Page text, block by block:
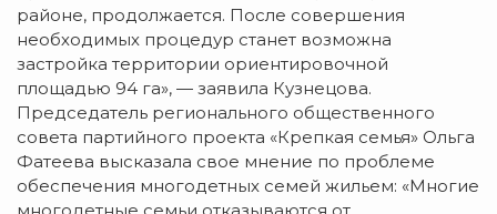
районе, продолжается. После совершения
необходимых процедур станет возможна
застройка территории ориентировочной
площадью 94 га», — заявила Кузнецова.
Председатель регионального общественного
совета партийного проекта «Крепкая семья» Ольга
Фатеева высказала свое мнение по проблеме
обеспечения многодетных семей жильем: «Многие